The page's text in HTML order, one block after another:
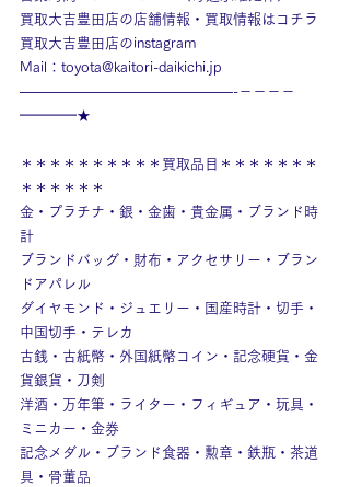
買取大吉豊田店の店舗情報・買取情報はコチラ
買取大吉豊田店のinstagram
Mail：toyota@kaitori-daikichi.jp
———————————————-－－－－
━━━━★
＊＊＊＊＊＊＊＊＊＊買取品目＊＊＊＊＊＊＊
＊＊＊＊＊＊
金・プラチナ・銀・金歯・貴金属・ブランド時
計
ブランドバッグ・財布・アクセサリー・ブラン
ドアパレル
ダイヤモンド・ジュエリー・国産時計・切手・
中国切手・テレカ
古銭・古紙幣・外国紙幣コイン・記念硬貨・金
貨銀貨・刀剣
洋酒・万年筆・ライター・フィギュア・玩具・
ミニカー・金券
記念メダル・ブランド食器・勲章・鉄瓶・茶道
具・骨董品